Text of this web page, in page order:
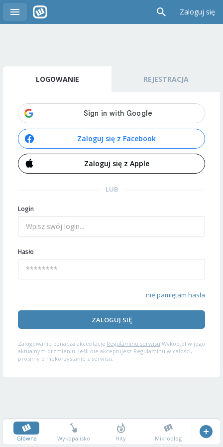
Zaloguj się
LOGOWANIE REJESTRACJA
Zaloguj się z Facebook
Zaloguj się z Apple
LUB
Login
Hasło
nie pamiętam hasła
ZALOGUJ SIĘ
Zalogowanie oznacza akceptację Regulaminu serwisu Wykop.pl w jego
aktualnym brzmieniu. Jeśli nie akceptujesz Regulaminu w całości,
prosimy o niekorzystanie z serwisu.
Główna Wykopalisko Hity Mikroblog